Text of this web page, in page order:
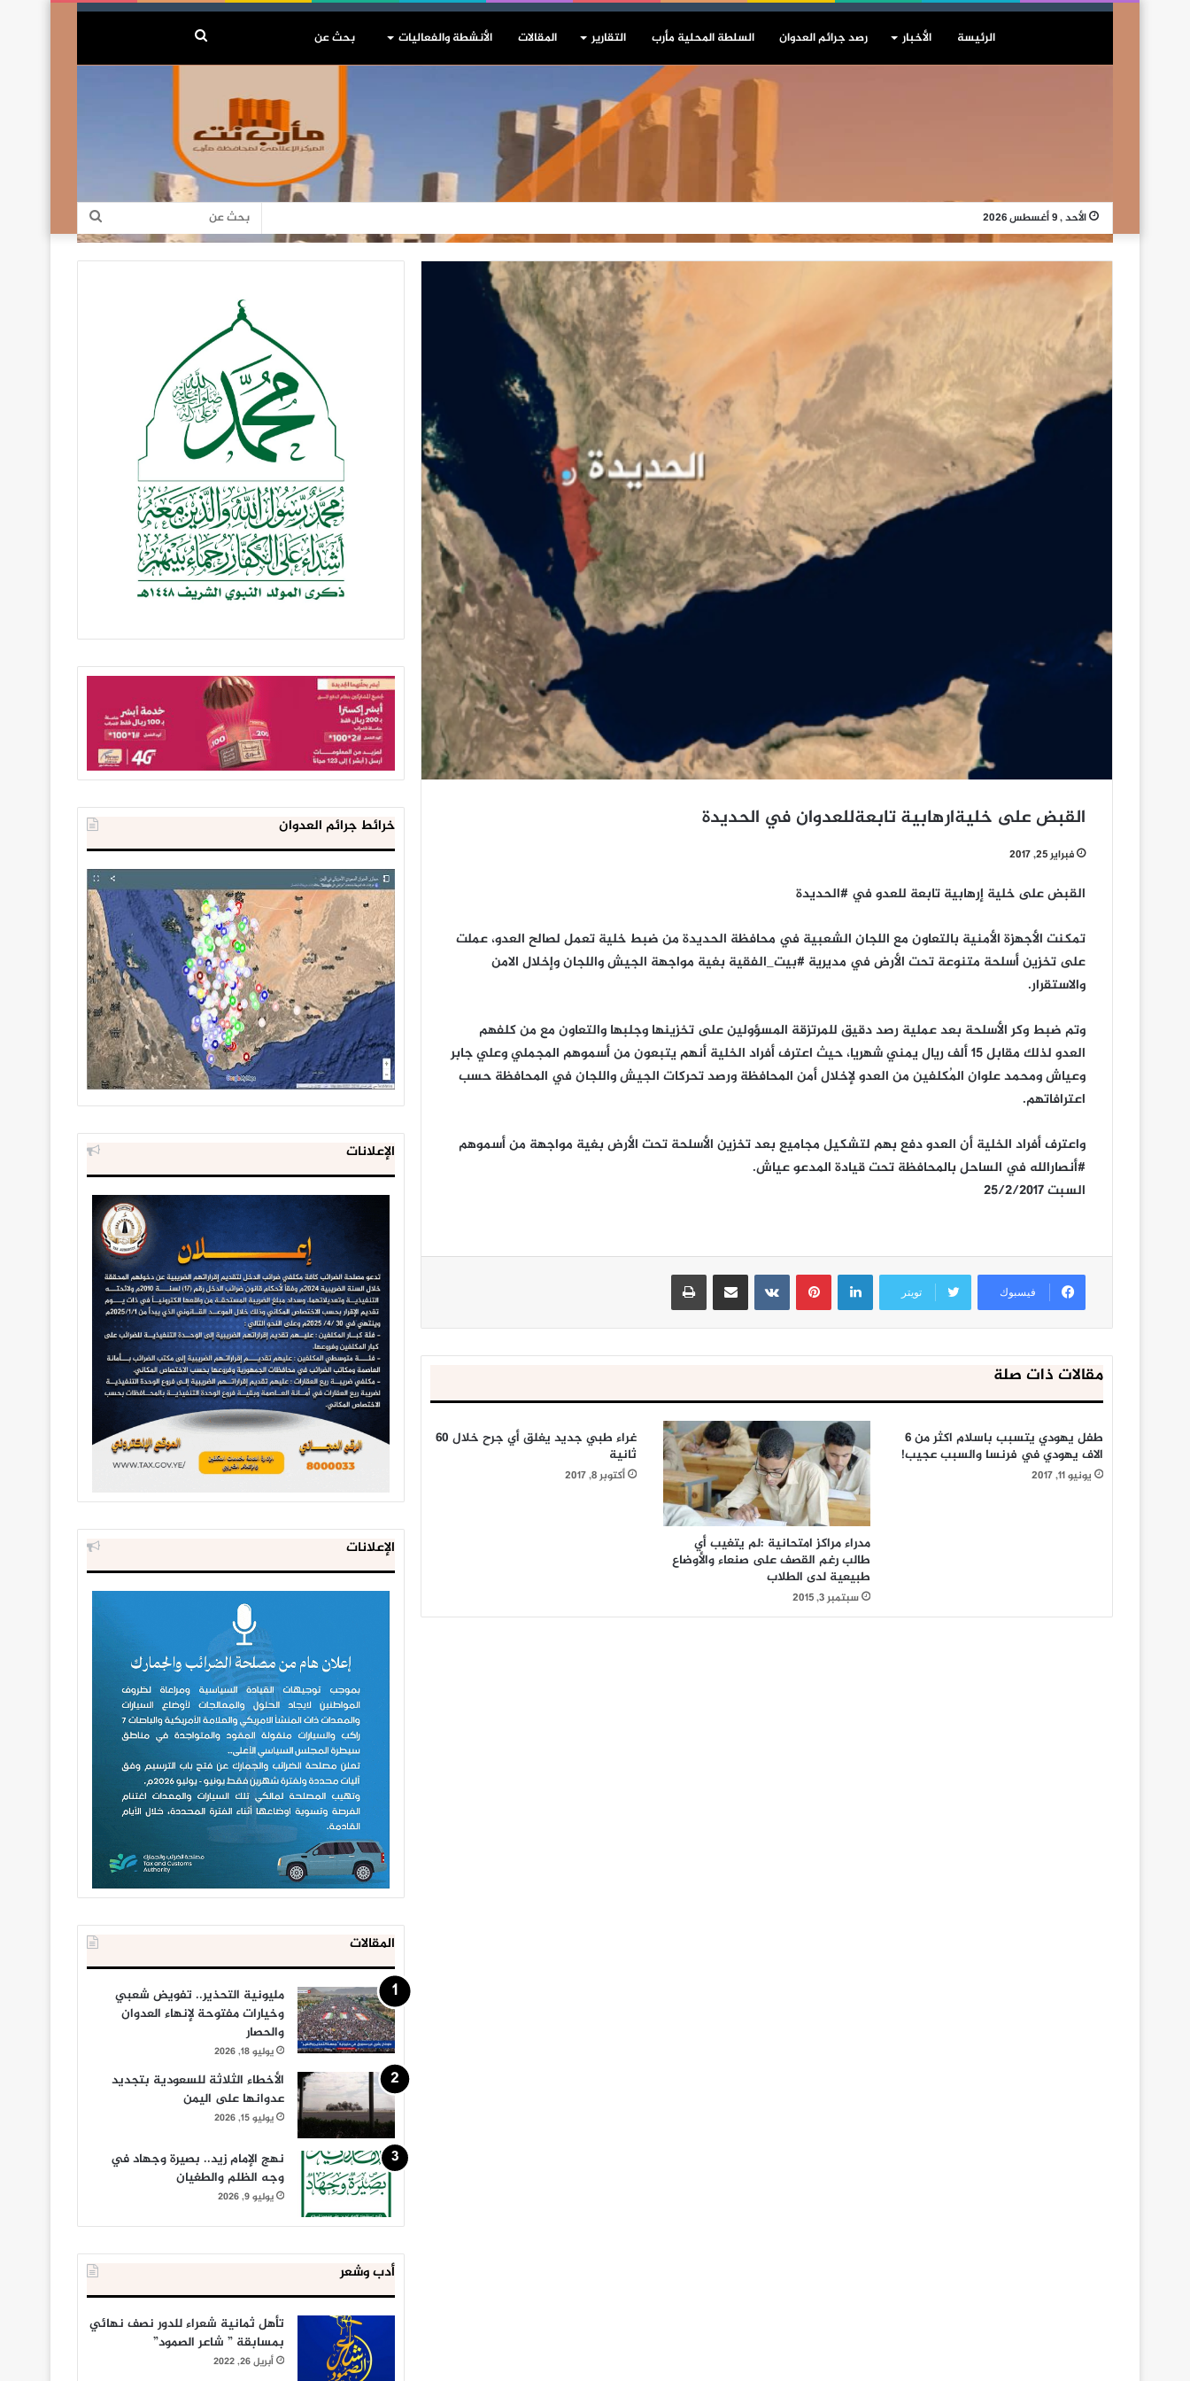
الرئيسة الأخبار رصد جرائم العدوان السلطة المحلية مأرب التقارير المقالات الأنشطة والفعاليات بحث
الأحد , 9 أغسطس 2026
بحث
عن
القبض على خليةارهابية تابعةللعدوان في الحديدة
فبراير 25, 2017
القبض على خلية إرهابية تابعة للعدو في #الحديدة
تمكنت الأجهزة الأمنية بالتعاون مع اللجان الشعبية في محافظة الحديدة من ضبط خلية تعمل لصالح العدو، عملت
على تخزين أسلحة متنوعة تحت الأرض في مديرية #بيت_الفقية بغية مواجهة الجيش واللجان وإخلال الامن
والاستقرار.
وتم ضبط وكر الأسلحة بعد عملية رصد دقيق للمرتزقة المسؤولين على تخزينها وجلبها والتعاون مع من كلفهم
العدو لذلك مقابل 15 ألف ريال يمني شهريا، حيث اعترف أفراد الخلية أنهم يتبعون من أسموهم المجملي وعلي جابر
وعياش ومحمد علوان المُكلفين من العدو لإخلال أمن المحافظة ورصد تحركات الجيش واللجان في المحافظة حسب
اعترافاتهم.
واعترف أفراد الخلية أن العدو دفع بهم لتشكيل مجاميع بعد تخزين الأسلحة تحت الأرض بغية مواجهة من أسموهم
#أنصارالله في الساحل بالمحافظة تحت قيادة المدعو عياش.
السبت 25/2/2017
فيسبوك تويتر
لينكدإنبينتيريست مشاركة عبر البريد طباعة
مقالات ذات صلة
طفل يهودي يتسبب باسلام اكثر من 6
الاف يهودي في فرنسا والسبب عجيب!
يونيو 11, 2017
مدراء مراكز امتحانية :لم يتغيب أي
طالب رغم القصف على صنعاء والأوضاع
طبيعية لدى الطلاب
سبتمبر 3, 2015
غراء طبي جديد يغلق أي جرح خلال 60
ثانية
أكتوبر 8, 2017
خرائط جرائم العدوان
الإعلانات
الإعلانات
المقالات
مليونية التحذير.. تفويض شعبي
وخيارات مفتوحة لإنهاء العدوان
والحصار
يوليو 18, 2026
الأخطاء الثلاثة للسعودية بتجديد
عدوانها على اليمن
يوليو 15, 2026
نهج الإمام زيد.. بصيرة وجهاد في
وجه الظلم والطغيان
يوليو 9, 2026
أدب وشعر
تأهل ثمانية شعراء للدور نصف نهائي
بمسابقة ” شاعر الصمود”
أبريل 26, 2022